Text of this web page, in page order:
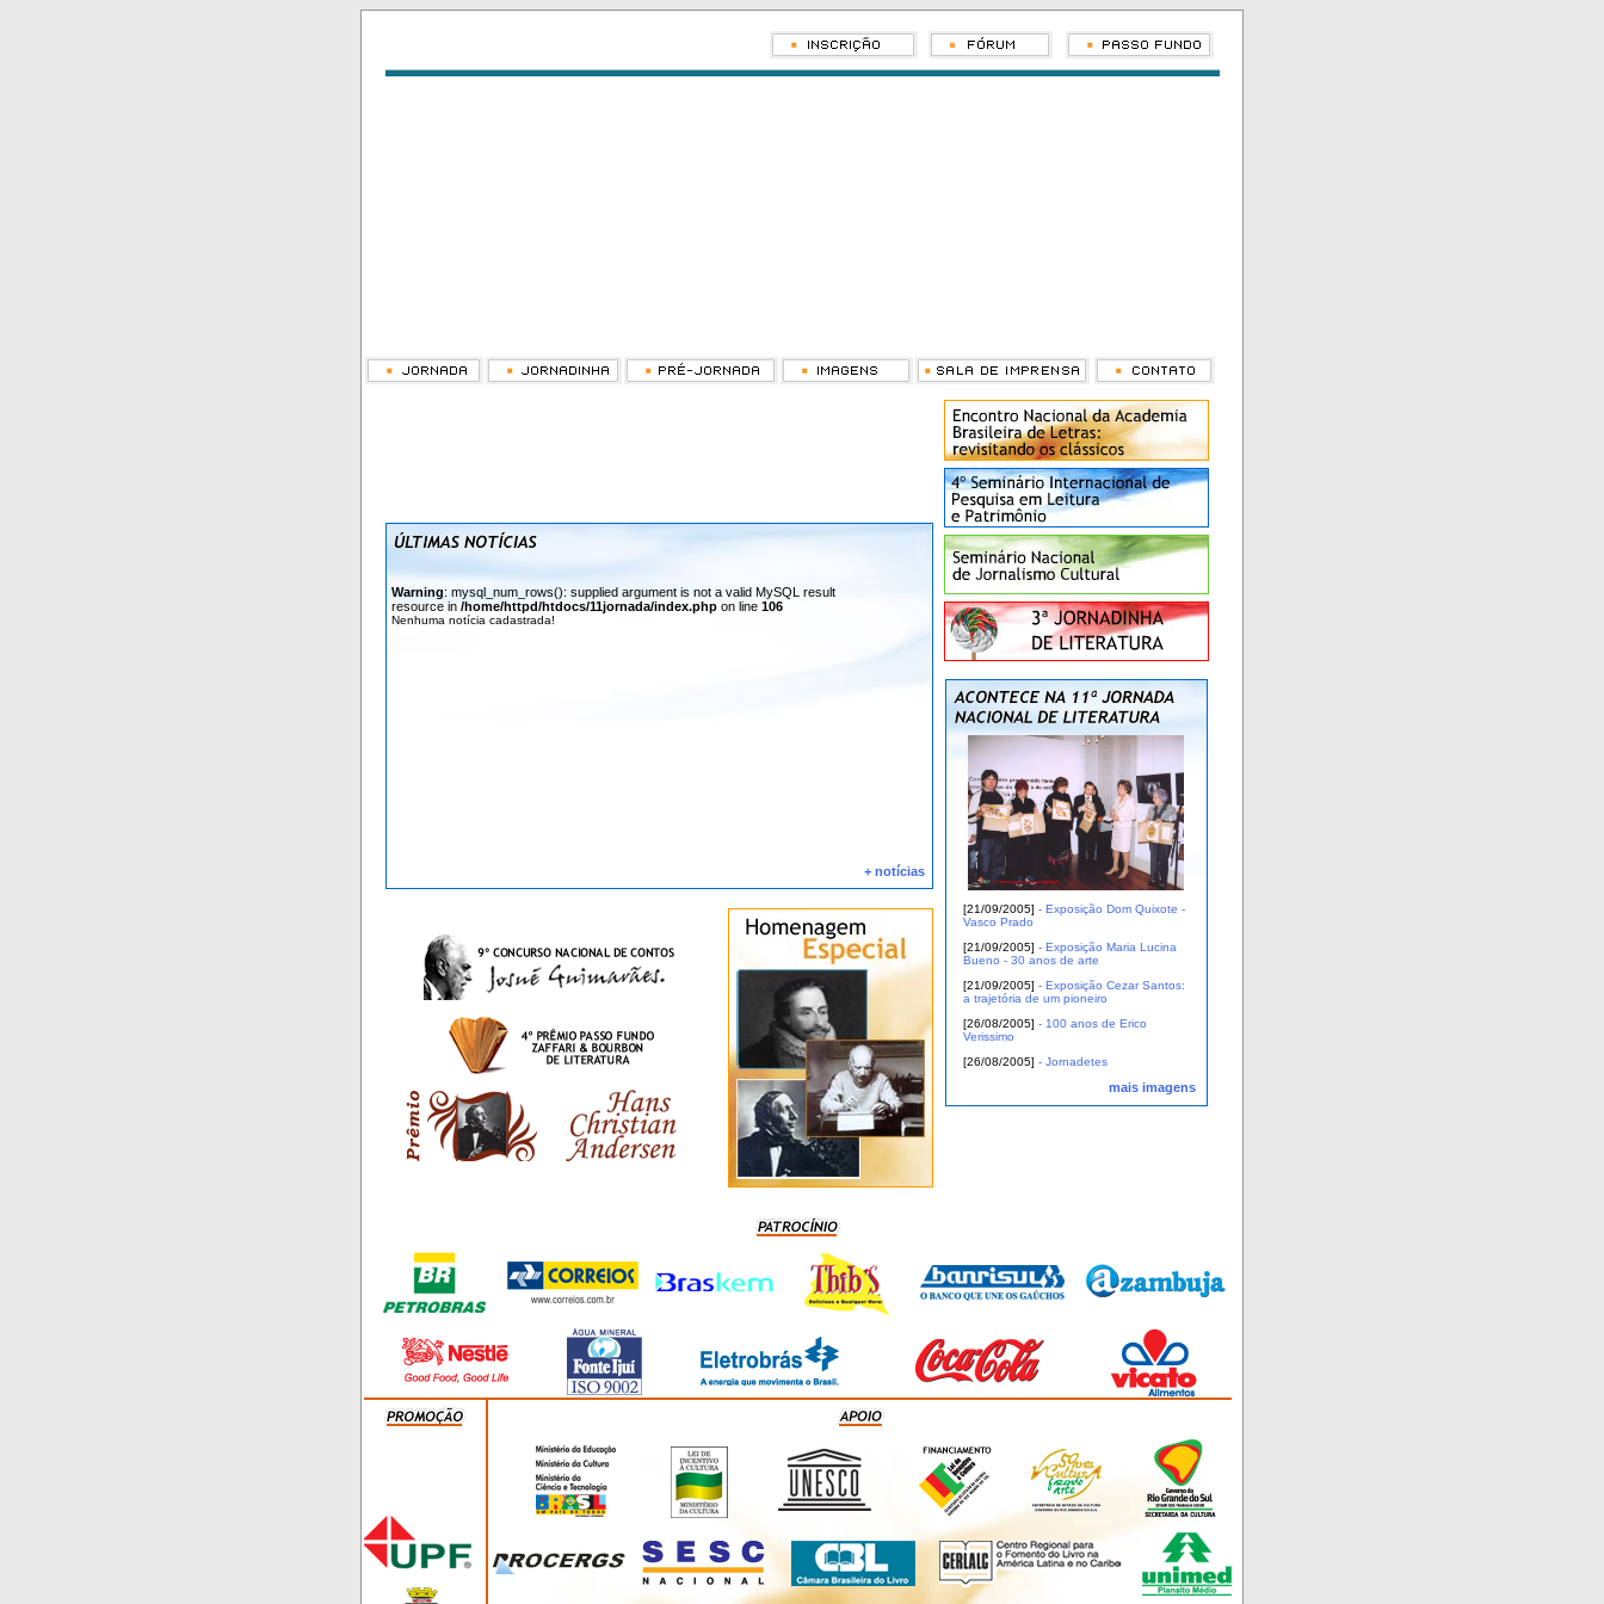
Warning: mysql_num_rows(): supplied argument is not a valid MySQL result
resource in /home/httpd/htdocs/11jornada/index.phpon line 106
Nenhuma notícia cadastrada!
+ notícias
[21/09/2005] - Exposição Dom Quixote -
Vasco Prado
[21/09/2005] - Exposição Maria Lucina
Bueno - 30 anos de arte
[21/09/2005] - Exposição Cezar Santos:
a trajetória de um pioneiro
[26/08/2005] - 100 anos de Erico
Verissimo
[26/08/2005] - Jornadetes
mais imagens